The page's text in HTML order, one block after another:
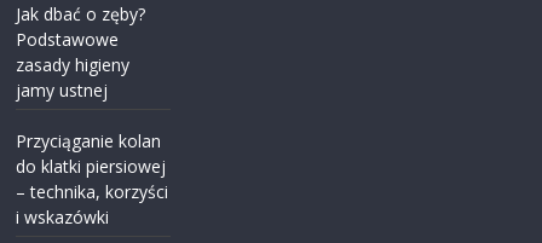
Jak dbać o zęby?
Podstawowe
zasady higieny
jamy ustnej
Przyciąganie kolan
do klatki piersiowej
– technika, korzyści
i wskazówki